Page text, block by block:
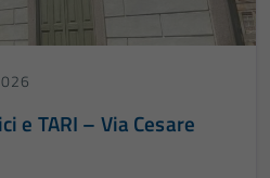
e TARI – Via Cesare